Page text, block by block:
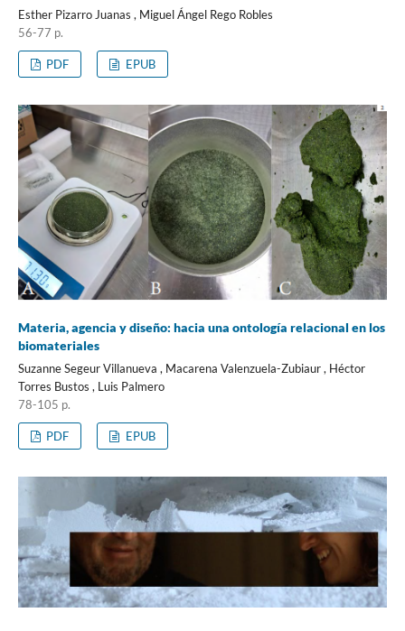
Esther Pizarro Juanas , Miguel Ángel Rego Robles
56-77 p.
PDF EPUB
Materia, agencia y diseño: hacia una ontología relacional en los
biomateriales
Suzanne Segeur Villanueva , Macarena Valenzuela-Zubiaur , Héctor
Torres Bustos , Luis Palmero
78-105 p.
PDF EPUB